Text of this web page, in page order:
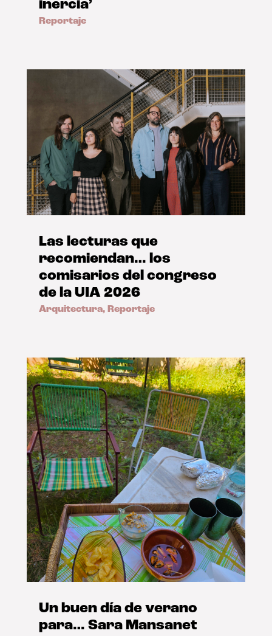
inercia’
Reportaje
Las lecturas que
recomiendan… los
comisarios del congreso
de la UIA 2026
Arquitectura, Reportaje
Un buen día de verano
para… Sara Mansanet